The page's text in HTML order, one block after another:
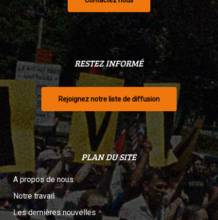
RESTEZ INFORMÉ
Rejoignez notre liste de diffusion
PLAN DU SITE
A propos de nous
Notre travail
Les dernières nouvelles